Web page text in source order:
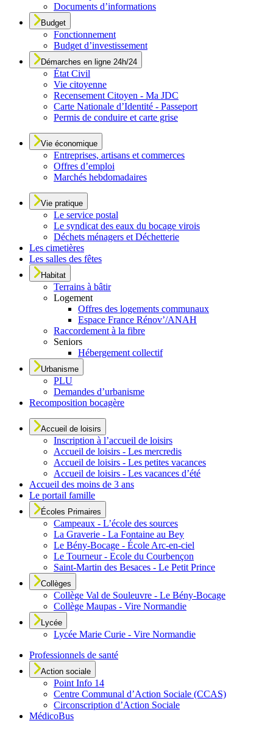
Documents d’informations
Budget
Fonctionnement
Budget d’investissement
Démarches en ligne 24h/24
État Civil
Vie citoyenne
Recensement Citoyen - Ma JDC
Carte Nationale d’Identité - Passeport
Permis de conduire et carte grise
Vie économique
Entreprises, artisans et commerces
Offres d’emploi
Marchés hebdomadaires
Vie pratique
Le service postal
Le syndicat des eaux du bocage virois
Déchets ménagers et Déchetterie
Les cimetières
Les salles des fêtes
Habitat
Terrains à bâtir
Logement
Offres des logements communaux
Espace France Rénov’/ANAH
Raccordement à la fibre
Seniors
Hébergement collectif
Urbanisme
PLU
Demandes d’urbanisme
Recomposition bocagère
Accueil de loisirs
Inscription à l’accueil de loisirs
Accueil de loisirs - Les mercredis
Accueil de loisirs - Les petites vacances
Accueil de loisirs - Les vacances d’été
Accueil des moins de 3 ans
Le portail famille
Écoles Primaires
Campeaux - L’école des sources
La Graverie - La Fontaine au Bey
Le Bény-Bocage - École Arc-en-ciel
Le Tourneur - Ecole du Courbençon
Saint-Martin des Besaces - Le Petit Prince
Collèges
Collège Val de Souleuvre - Le Bény-Bocage
Collège Maupas - Vire Normandie
Lycée
Lycée Marie Curie - Vire Normandie
Professionnels de santé
Action sociale
Point Info 14
Centre Communal d’Action Sociale (CCAS)
Circonscription d’Action Sociale
MédicoBus